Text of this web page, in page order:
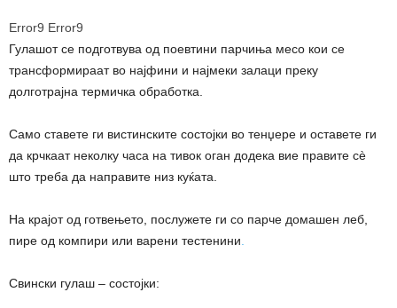
Error9 Error9
Гулашот се подготвува од поевтини парчиња месо кои се
трансформираат во најфини и најмеки залаци преку
долготрајна термичка обработка.
Само ставете ги вистинските состојки во тенџере и оставете ги
да крчкаат неколку часа на тивок оган додека вие правите сè
што треба да направите низ куќата.
На крајот од готвењето, послужете ги со парче домашен леб,
пире од компири или варени тестенини
Свински гулаш – состојки: